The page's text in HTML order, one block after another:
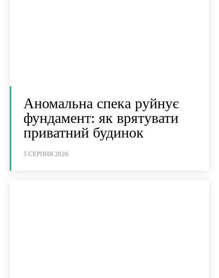
Аномальна спека руйнує
фундамент: як врятувати
приватний будинок
5 СЕРПНЯ 2026